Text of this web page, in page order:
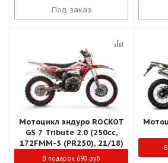
Под заказ
Мотоцикл эндуро ROCKOT
GS 7 Tribute 2.0 (250cc,
172FMM-5 (PR250), 21/18)
В подарок 690 руб